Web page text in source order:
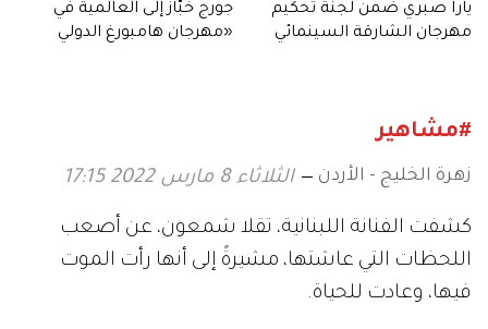
يارا صبري ضمن لجنة تحكيم
مهرجان الشارقة السينمائي
جورج خبّاز إلى العالمية في
«مهرجان هامبورغ الدولي
#مشاهير
زهرة الخليج - الأردن الثلاثاء 8 مارس 2022 17:15
كشفت الفنانة اللبنانية، تقلا شمعون، عن أصعب
اللحظات التي عاشتها، مشيرةً إلى أنها رأت الموت
فيها، وعادت للحياة.